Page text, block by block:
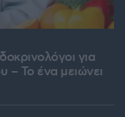
για
– Το ένα μειώνει